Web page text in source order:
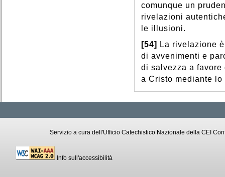
comunque un
rivelazioni
le illusioni.
[54]
La rivelazione
di avvenimenti e
di salvezza a
a Cristo mediante lo
Servizio a cura dell'Ufficio Catechistico Nazionale della CEI
Info sull'accessibilità